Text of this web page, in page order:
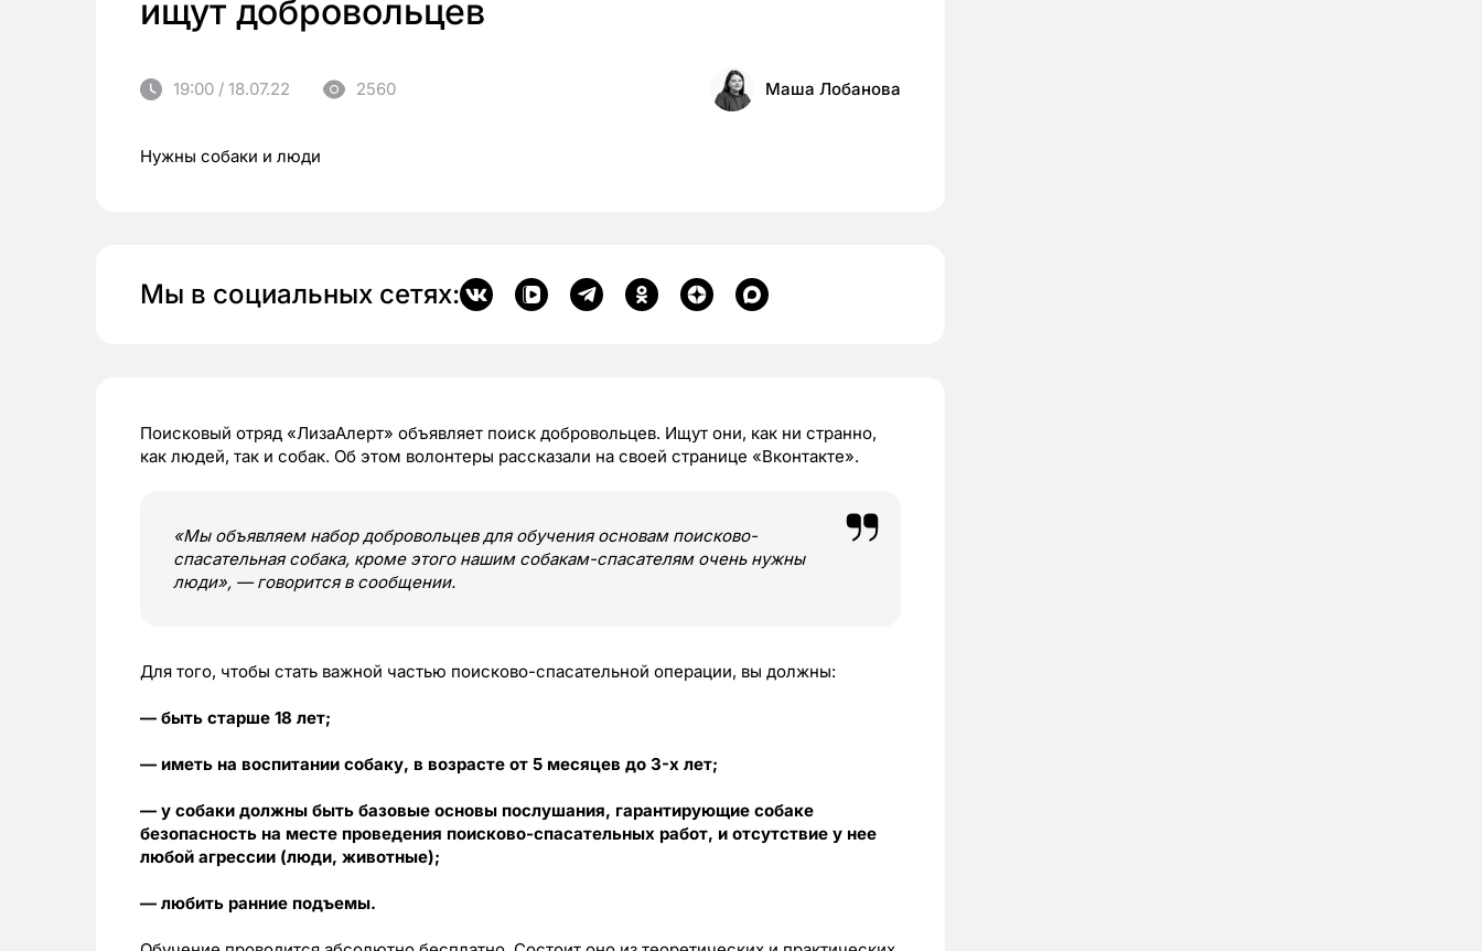
ищут добровольцев
19:00 / 18.07.22 2560 Маша Лобанова
Нужны собаки и люди
Мы в социальных сетях:
Поисковый отряд «ЛизаАлерт» объявляет поиск добровольцев. Ищут они, как ни странно,
как людей, так и собак. Об этом волонтеры рассказали на своей странице «Вконтакте».
«Мы объявляем набор добровольцев для обучения основам поисково-
спасательная собака, кроме этого нашим собакам-спасателям очень нужны
люди», — говорится в сообщении.
Для того, чтобы стать важной частью поисково-спасательной операции, вы должны:
— быть старше 18 лет;
— иметь на воспитании собаку, в возрасте от 5 месяцев до 3-х лет;
— у собаки должны быть базовые основы послушания, гарантирующие собаке
безопасность на месте проведения поисково-спасательных работ, и отсутствие у нее
любой агрессии (люди, животные);
— любить ранние подъемы.